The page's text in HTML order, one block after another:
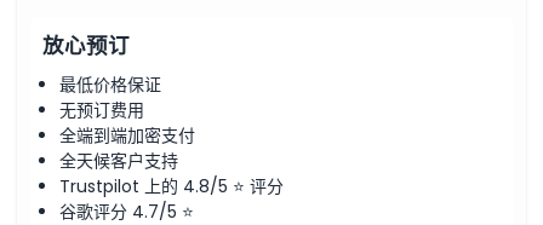
放心预订
最低价格保证
无预订费用
全端到端加密支付
全天候客户支持
Trustpilot 上的 4.8/5 ⭐ 评分
谷歌评分 4.7/5 ⭐